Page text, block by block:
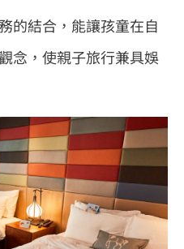
的結合，能讓孩童在自
念，使親子旅行兼具娛